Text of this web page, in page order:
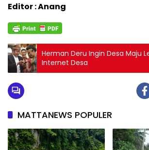
Editor : Anang
Herman Deru Ingin Desa Maju
Internet Desa
MATTANEWS POPULER